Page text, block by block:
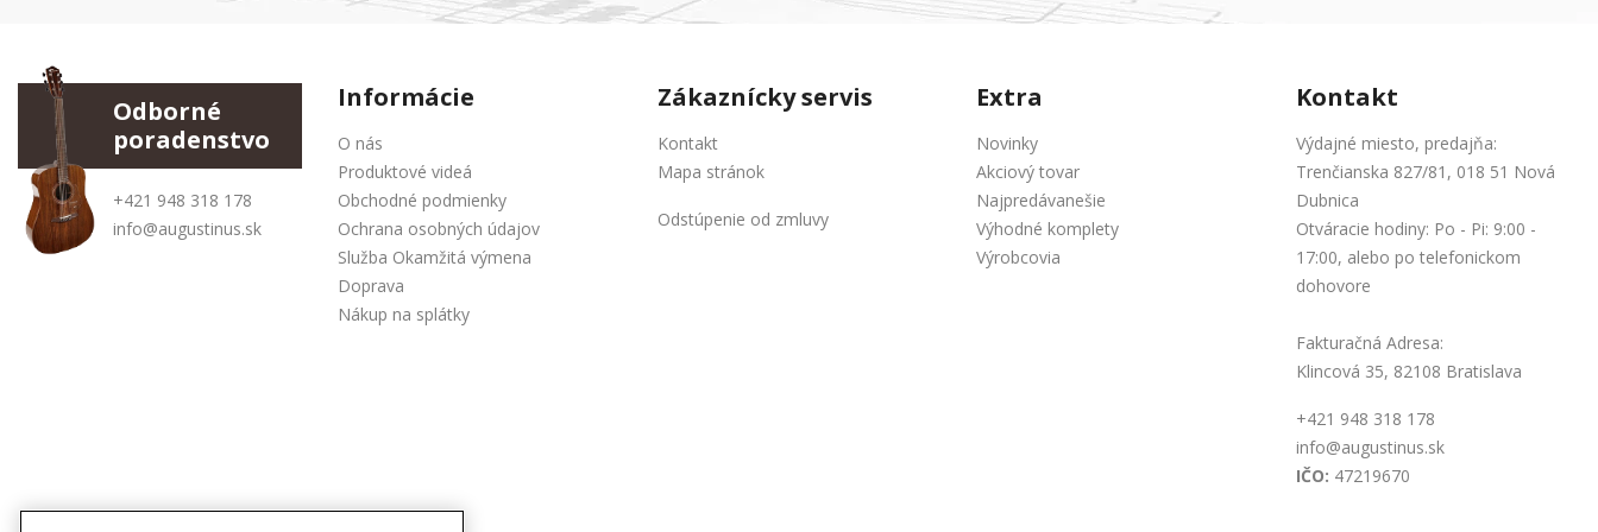
Odborné
poradenstvo
+421 948 318 178
info@augustinus.sk
Informácie
O nás
Produktové videá
Obchodné podmienky
Ochrana osobných údajov
Služba Okamžitá výmena
Doprava
Nákup na splátky
Zákaznícky servis
Kontakt
Mapa stránok
Odstúpenie od zmluvy
Extra
Novinky
Akciový tovar
Najpredávanešie
Výhodné komplety
Výrobcovia
Kontakt
Výdajné miesto, predajňa:
Trenčianska 827/81, 018 51 Nová
Dubnica
Otváracie hodiny: Po - Pi: 9:00 -
17:00, alebo po telefonickom
dohovore
Fakturačná Adresa:
Klincová 35, 82108 Bratislava
+421 948 318 178
info@augustinus.sk
IČO: 47219670